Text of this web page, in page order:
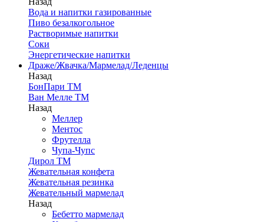
Вода и напитки газированные
Пиво безалкогольное
Растворимые напитки
Соки
Энергетические напитки
Драже/Жвачка/Мармелад/Леденцы
Назад
БонПари ТМ
Ван Мелле ТМ
Назад
Меллер
Ментос
Фрутелла
Чупа-Чупс
Дирол ТМ
Жевательная конфета
Жевательная резинка
Жевательный мармелад
Назад
Бебетто мармелад